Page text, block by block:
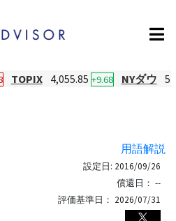
TOPIX 4,055.85 +9.68 NYダウ
用語解説
設定日: 2016/09/26
償還日： --
評価基準日： 2026/07/31